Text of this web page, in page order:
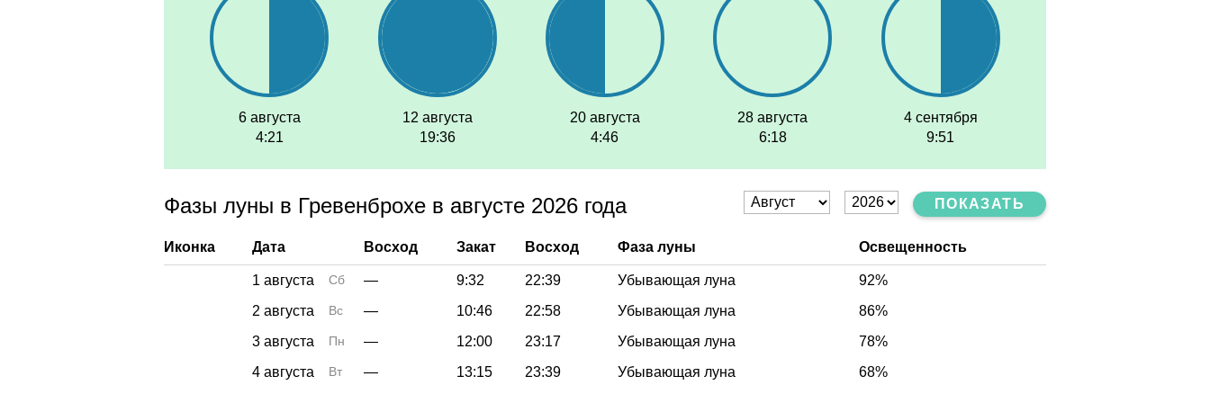
6 августа
4:21
12 августа
19:36
20 августа
4:46
28 августа
6:18
4 сентября
9:51
Фазы луны в Гревенброхе в августе 2026 года ПОКАЗАТЬ
Иконка Дата Восход Закат Восход Фаза луны Освещенность
1 августа Сб — 9:32 22:39 Убывающая луна
92%
2 августа
Вс — 10:46 22:58 Убывающая луна
86%
3 августа
Пн — 12:00 23:17 Убывающая луна
78%
4 августа
Вт — 13:15 23:39 Убывающая луна
68%